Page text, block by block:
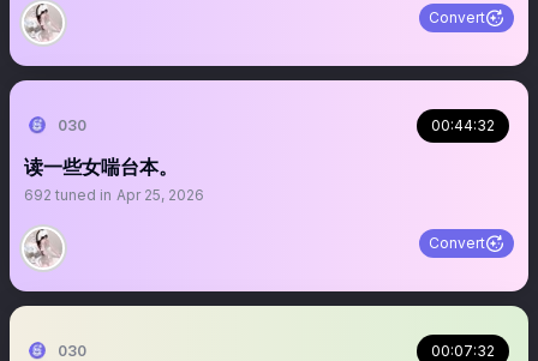
Convert
030 00:44:32
读一些女喘台本。
692 tuned in Apr 25, 2026
Convert
030 00:07:32